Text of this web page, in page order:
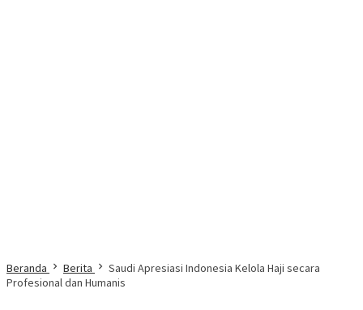
Beranda Berita
Saudi Apresiasi Indonesia Kelola Haji secara
Profesional dan Humanis